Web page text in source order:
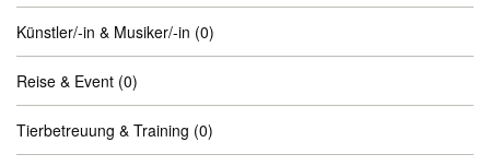
Künstler/-in & Musiker/-in (0)
Reise & Event (0)
Tierbetreuung & Training (0)